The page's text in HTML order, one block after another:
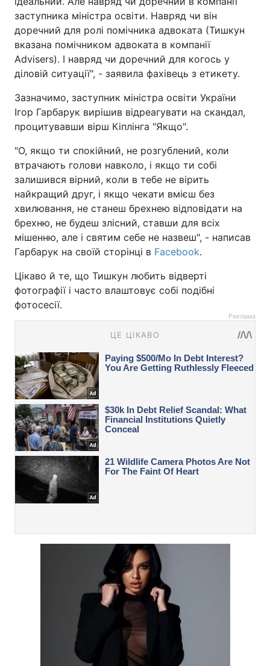
заступника міністра освіти. Навряд чи він
доречний для ролі помічника адвоката (Тишкун
вказана помічником адвоката в компанії
Advisers). І навряд чи доречний для когось у
діловій ситуації", - заявила фахівець з етикету.
Зазначимо, заступник міністра освіти України
Ігор Гарбарук вирішив відреагувати на скандал,
процитувавши вірш Кіплінга "Якщо".
"О, якщо ти спокійний, не розгублений, коли
втрачають голови навколо, і якщо ти собі
залишився вірний, коли в тебе не вірить
найкращий друг, і якщо чекати вмієш без
хвилювання, не станеш брехнею відповідати на
брехню, не будеш злісний, ставши для всіх
мішенню, але і святим себе не назвеш", - написав
Гарбарук на своїй сторінці в Facebook.
Цікаво й те, що Тишкун любить відверті
фотографії і часто влаштовує собі подібні
фотосесії.
Реклама